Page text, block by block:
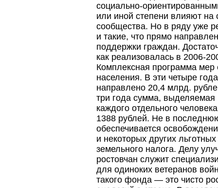
социально-
или иной степени влияют на
сообщества. Но в ряду уже
и такие, что прямо
поддержки граждан.
как реализовалась в 2006-
Комплексная программа
населения. В эти четыре
направлено 20,4 млрд.
три года сумма,
каждого отдельного
1388 рублей. Не в
обеспечивается
и некоторых других
земельного налога. Делу
ростовчан служит
для одиноких ветеранов
такого фонда — это чисто